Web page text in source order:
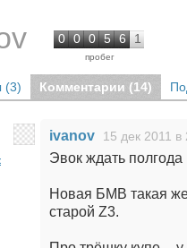
0 0 0 5 6 1
пробег
(3) Комментарии (14)
ivanov 15 дек 2011 в
Эвок ждать
Новая БМВ такая
старой Z3.